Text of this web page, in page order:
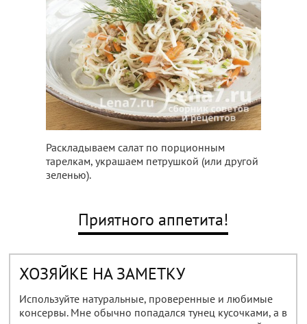
Раскладываем салат по порционным
тарелкам, украшаем петрушкой (или другой
зеленью).
Приятного аппетита!
ХОЗЯЙКЕ НА ЗАМЕТКУ
Используйте натуральные, проверенные и любимые
консервы. Мне обычно попадался тунец кусочками, а в